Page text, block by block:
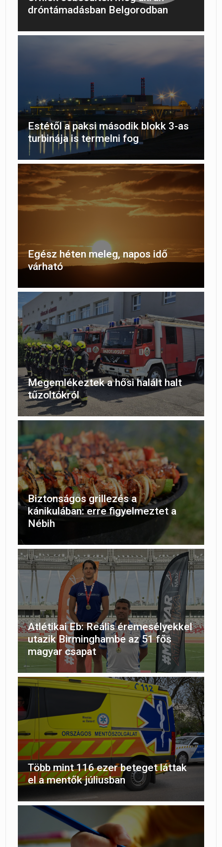
dróntámadásban Belgorodban
Estétől a paksi második blokk 3-as
turbinája is termelni fog
Egész héten meleg, napos idő
várható
Megemlékeztek a hősi halált halt
tűzoltókról
Biztonságos grillezés a
kánikulában: erre figyelmeztet a
Nébih
Atlétikai Eb: Reális éremesélyekkel
utazik Birminghambe az 51 fős
magyar csapat
Több mint 116 ezer beteget láttak
el a mentők júliusban